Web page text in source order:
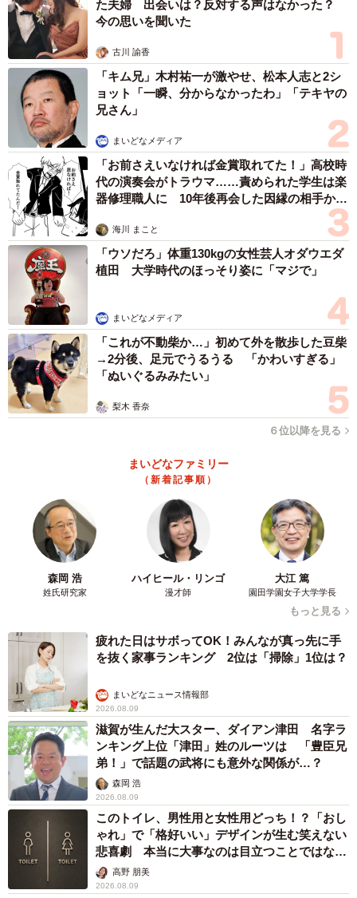
た夫婦 出会いは？反対する声はなかった？
今の思いを聞いた
古川 諭香
「キム兄」木村祐一が激やせ、松本人志と2シ
ョット「一瞬、分からなかったわ」「テキヤの
兄さん」
まいどなメディア
「お前さえいなければ金賞取れてた！」高校時
代の演奏会がトラウマ……責められた学生は楽
器修理職人に 10年後再会した因縁の相手から
海川 まこと
「ウソだろ」体重130kgの女性芸人オダウエダ
植田 大学時代のほっそり姿に「マジで」
まいどなメディア
「これが不動柴か…」初めて外を散歩した豆柴
→2分後、足元でうるうる 「かわいすぎる」
「ぬいぐるみみたい」
梨木 香奈
６位以降を見る
まいどなファミリー
（新着記事順）
森岡 浩
姓氏研究家
ハイヒール・リンゴ
漫才師
大江 篤
園田学園女子大学学長
もっと見る
疲れた日はサボってOK！みんなが真っ先に手
を抜く家事ランキング 2位は「掃除」1位は？
まいどなニュース情報部
2026.08.09
滋賀が生んだ大スター、ダイアン津田 名字ラ
ンキング上位「津田」姓のルーツは 「豊臣兄
弟！」で話題の武将にも意外な関係が…？
森岡 浩
2026.08.09
このトイレ、男性用と女性用どっち！？「おし
ゃれ」で「格好いい」デザインが生む笑えない
悲喜劇 本当に大事なのは目立つことではな
く…高野 朋美
2026.08.09